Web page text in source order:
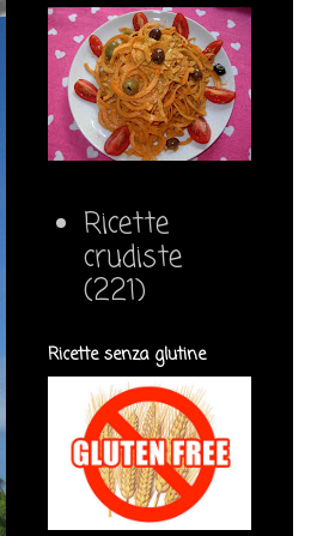
Ricette
crudiste
(221)
Ricette senza glutine